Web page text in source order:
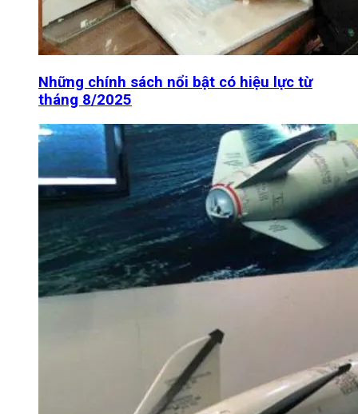
Những chính sách nổi bật có hiệu lực từ
tháng 8/2025